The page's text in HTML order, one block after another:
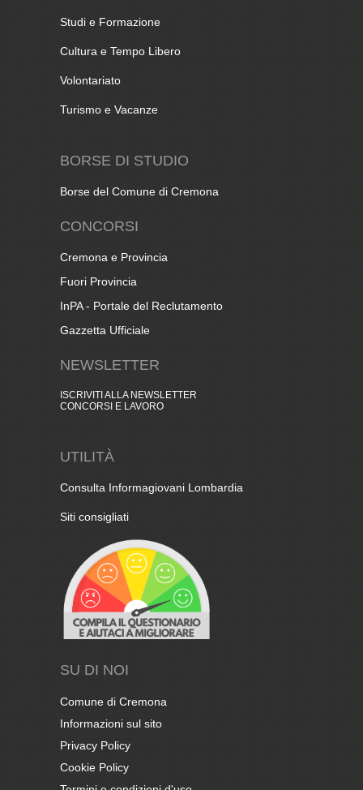
Studi e Formazione
Cultura e Tempo Libero
Volontariato
Turismo e Vacanze
BORSE DI STUDIO
Borse del Comune di Cremona
CONCORSI
Cremona e Provincia
Fuori Provincia
InPA - Portale del Reclutamento
Gazzetta Ufficiale
NEWSLETTER
ISCRIVITI ALLA NEWSLETTER
CONCORSI E LAVORO
UTILITÀ
Consulta Informagiovani Lombardia
Siti consigliati
SU DI NOI
Comune di Cremona
Informazioni sul sito
Privacy Policy
Cookie Policy